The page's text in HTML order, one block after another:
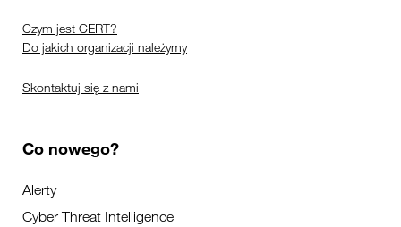
Czym jest CERT?
Do jakich organizacji należymy
Skontaktuj się z nami
Co nowego?
Alerty
Cyber Threat Intelligence